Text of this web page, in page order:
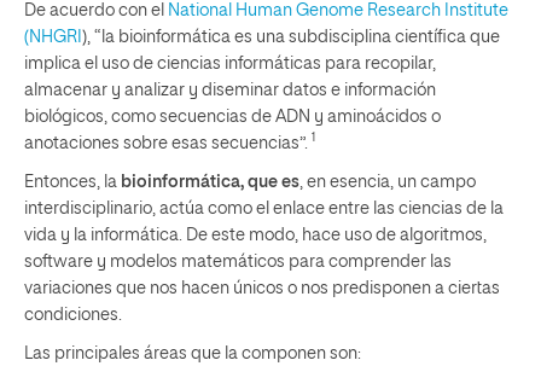
De acuerdo con el National Human Genome Research Institute
(NHGRI ), “la bioinformática es una subdisciplina científica que
implica el uso de ciencias informáticas para recopilar,
almacenar y analizar y diseminar datos e información
biológicos, como secuencias de ADN y aminoácidos o
anotaciones sobre esas secuencias”. 1
Entonces, la bioinformática, que es , en esencia, un campo
interdisciplinario, actúa como el enlace entre las ciencias de la
vida y la informática. De este modo, hace uso de algoritmos,
software y modelos matemáticos para comprender las
variaciones que nos hacen únicos o nos predisponen a ciertas
condiciones.
Las principales áreas que la componen son: